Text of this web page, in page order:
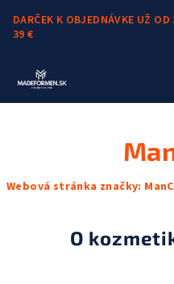
obsah
DARČEK K OBJEDNÁVKE UŽ
39 €
Webová stránka značky:
O